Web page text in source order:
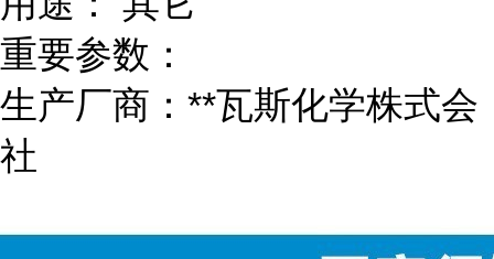
重要参数：
生产厂商：**瓦斯化学株式会
社